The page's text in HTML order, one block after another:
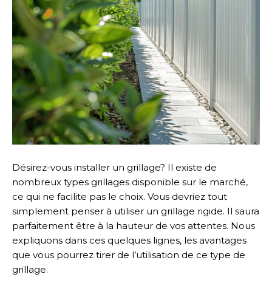
Désirez-vous installer un grillage? Il existe de
nombreux types grillages disponible sur le marché,
ce qui ne facilite pas le choix. Vous devriez tout
simplement penser à utiliser un grillage rigide. Il saura
parfaitement être à la hauteur de vos attentes. Nous
expliquons dans ces quelques lignes, les avantages
que vous pourrez tirer de l’utilisation de ce type de
grillage.